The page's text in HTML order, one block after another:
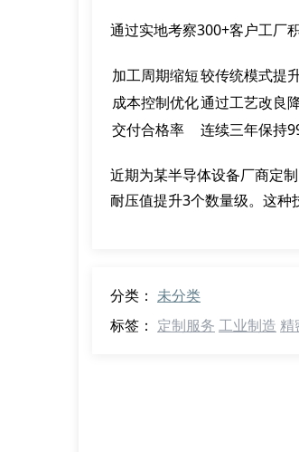
通过实地考察300+客户工厂
加工周期缩短较传统模式提
成本控制优化通过工艺改良
交付合格率
连续三年保持
近期为某半导体设备厂商定
耐压值提升3个数量级。这种
分类： 未分类
标签： 定制服务 工业制造 精